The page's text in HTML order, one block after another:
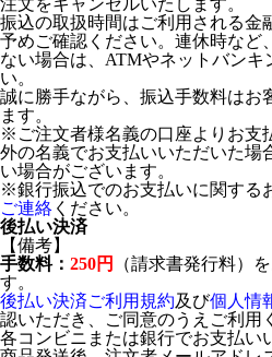
注文をキャンセルいたします。
振込の取扱時間はご利用される金
予めご確認ください。連休時など
ない場合は、ATMやネットバンキ
い。
誠に勝手ながら、振込手数料はお
ます。
※ご注文者様名義の口座よりお支
外の名義でお支払いいただいた場
い場合がございます。
※銀行振込でのお支払いに関する
ご連絡 ください。
後払い決済
【備考】
手数料： 250円
（請求書発行料）
す。
後払い決済ご利用規約及び個人情
認いただき、ご同意のうえご利用
各コンビニまたは銀行でお支払い